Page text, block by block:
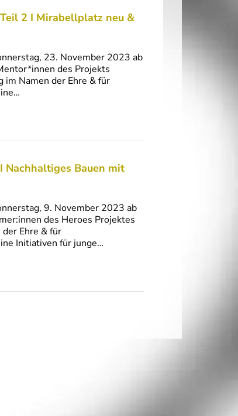
2 I Mirabellplatz neu &
23. November 2023 ab
des Projekts
im Namen der Ehre & für
Nachhaltiges Bauen mit
9. November 2023 ab
des Heroes Projektes
Ehre & für
Initiativen für junge…